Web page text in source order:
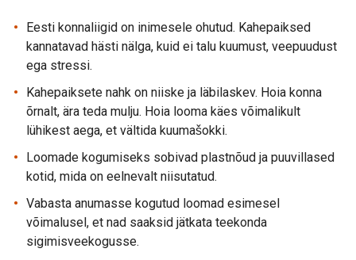
Eesti konnaliigid on inimesele ohutud. Kahepaiksed
kannatavad hästi nälga, kuid ei talu kuumust, veepuudust
ega stressi.
Kahepaiksete nahk on niiske ja läbilaskev. Hoia konna
õrnalt, ära teda mulju. Hoia looma käes võimalikult
lühikest aega, et vältida kuumašokki.
Loomade kogumiseks sobivad plastnõud ja puuvillased
kotid, mida on eelnevalt niisutatud.
Vabasta anumasse kogutud loomad esimesel
võimalusel, et nad saaksid jätkata teekonda
sigimisveekogusse.